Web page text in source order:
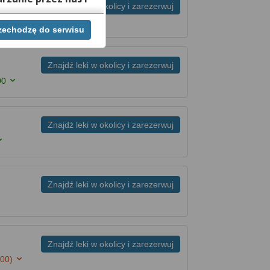
Znajdź leki w okolicy i zarezerwuj
Znajdź leki w okolicy i zarezerwuj
Znajdź leki w okolicy i zarezerwuj
Znajdź leki w okolicy i zarezerwuj
Znajdź leki w okolicy i zarezerwuj
chwili cofnąć,
Jeżeli chcesz
tego dokonać
do serwisu